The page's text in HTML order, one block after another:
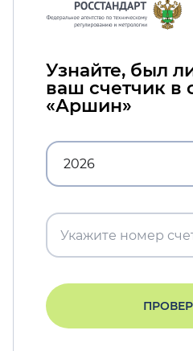
Узнайте, был
ваш счетчик в
«Аршин»